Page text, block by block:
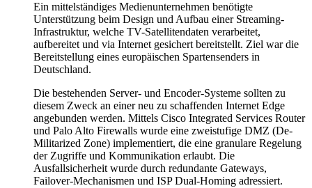
Ein mittelständiges Medienunternehmen benötigte
Unterstützung beim Design und Aufbau einer Streaming-
Infrastruktur, welche TV-Satellitendaten verarbeitet,
aufbereitet und via Internet gesichert bereitstellt. Ziel war die
Bereitstellung eines europäischen Spartensenders in
Deutschland.
Die bestehenden Server- und Encoder-Systeme sollten zu
diesem Zweck an einer neu zu schaffenden Internet Edge
angebunden werden. Mittels Cisco Integrated Services Router
und Palo Alto Firewalls wurde eine zweistufige DMZ (De-
Militarized Zone) implementiert, die eine granulare Regelung
der Zugriffe und Kommunikation erlaubt. Die
Ausfallsicherheit wurde durch redundante Gateways,
Failover-Mechanismen und ISP Dual-Homing adressiert.